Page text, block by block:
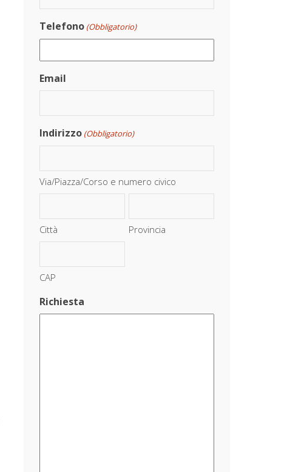
Telefono (Obbligatorio)
Email
Indirizzo (Obbligatorio)
Via/Piazza/Corso e numero civico
Città Provincia
CAP
Richiesta